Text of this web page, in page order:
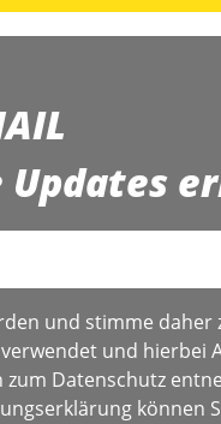
Informationen.
Updates
und stimme daher
und hierbei
Datenschutz
können